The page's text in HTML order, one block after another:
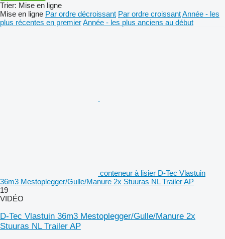
Trier: Mise en ligne
Mise en ligne Par ordre décroissant Par ordre croissantAnnée - les
plus récentes en premierAnnée - les plus anciens au début
conteneur à lisier D-Tec Vlastuin
36m3 Mestoplegger/Gulle/Manure 2x Stuuras NL Trailer AP
19
VIDÉO
D-Tec Vlastuin 36m3 Mestoplegger/Gulle/Manure 2x
Stuuras NL Trailer AP